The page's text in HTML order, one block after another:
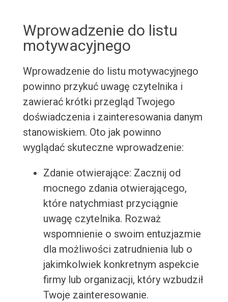
Wprowadzenie do listu
motywacyjnego
Wprowadzenie do listu motywacyjnego
powinno przykuć uwagę czytelnika i
zawierać krótki przegląd Twojego
doświadczenia i zainteresowania danym
stanowiskiem. Oto jak powinno
wyglądać skuteczne wprowadzenie:
Zdanie otwierające: Zacznij od
mocnego zdania otwierającego,
które natychmiast przyciągnie
uwagę czytelnika. Rozważ
wspomnienie o swoim entuzjazmie
dla możliwości zatrudnienia lub o
jakimkolwiek konkretnym aspekcie
firmy lub organizacji, który wzbudził
Twoje zainteresowanie.